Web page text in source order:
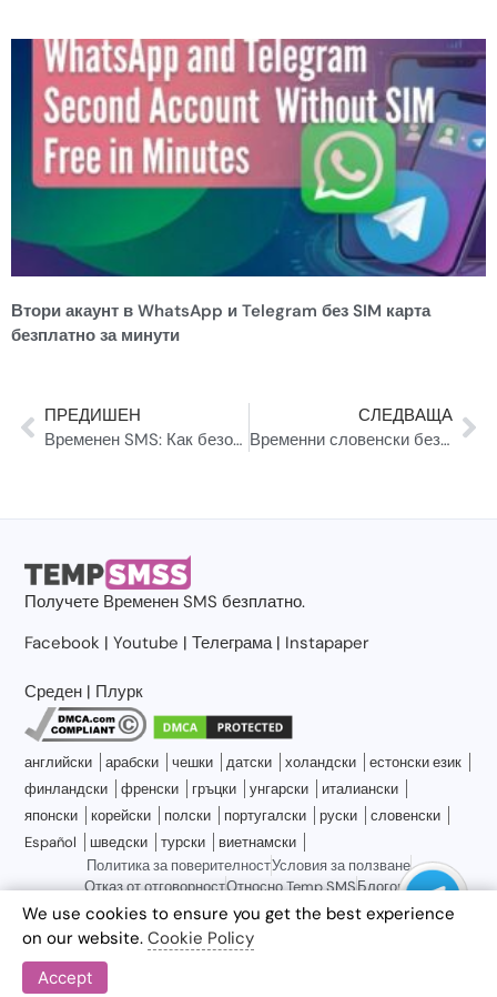
Втори акаунт в WhatsApp и Telegram без SIM карта
безплатно за минути
ПРЕДИШЕН
Временен SMS: Как безопасно да използвате номера за еднократна употреба през 2024 г
СЛЕДВАЩА
Временни словенски безплатни номера на TempSMS за глобален обхват
Получете Временен SMS безплатно.
Facebook |Youtube |Телеграма| Instapaper
Среден | Плурк
английски арабски чешки датски холандски
естонски език
финландски
френски гръцки унгарски
италиански
японски
корейски полски португалски руски
словенски
Español
шведски турски
виетнамски
Политика за поверителностУсловия за ползване
Отказ от отговорностОтносно Temp SMSБлогове
Свържете се с нас Карта на сайта
© 2026 Temp SMS, всички права запазени.
We use cookies to ensure you get the best experience
on our website. Cookie Policy
Accept